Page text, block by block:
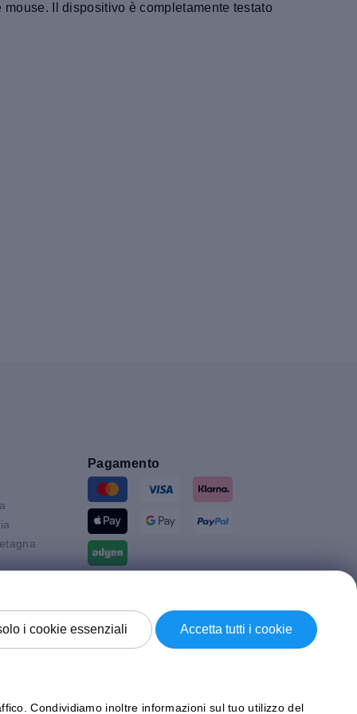
Il dispositivo è completamente testato
Pagamento
i cookie essenziali Accetta tutti i cookie
Condividiamo inoltre informazioni sul tuo utilizzo del